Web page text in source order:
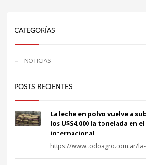
CATEGORÍAS
NOTICIAS
POSTS RECIENTES
La leche en polvo vuelve a
los U$S4.000 la tonelada en
internacional
https://www.todoagro.com.ar/